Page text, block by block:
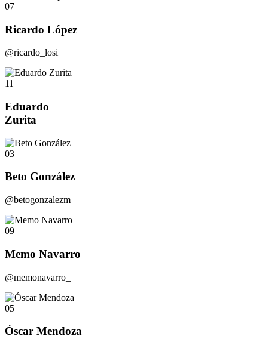
07
Ricardo López
@ricardo_losi
11
Eduardo
Zurita
03
Beto González
@betogonzalezm_
09
Memo Navarro
@memonavarro_
05
Óscar Mendoza